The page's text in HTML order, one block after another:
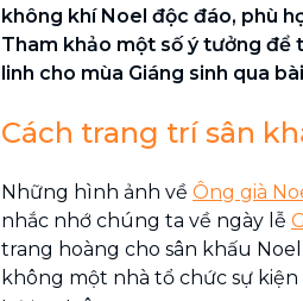
không khí Noel độc đáo, phù
Tham khảo một số ý tưởng để
linh cho mùa Giáng sinh qua
Cách trang trí sân
Những hình ảnh về Ông già
nhắc nhớ chúng ta về ngày lễ
trang hoàng cho sân khấu
không một nhà tổ chức sự